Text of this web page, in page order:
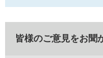
皆様のご意見をお聞